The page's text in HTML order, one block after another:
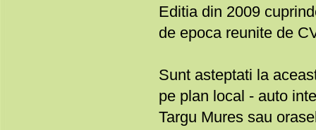
Editia din 2009
de epoca reunite de
Sunt asteptati la
pe plan local - auto
Targu Mures sau